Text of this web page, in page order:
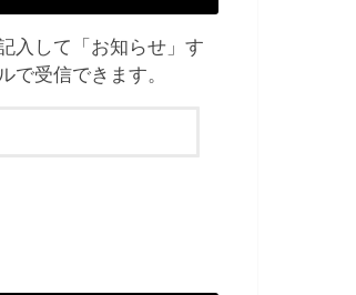
入して「お知らせ」す
で受信できます。